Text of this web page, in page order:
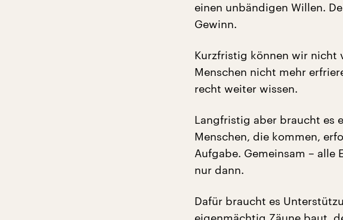
einen unbändigen Willen.
Gewinn.
Kurzfristig können wir nicht
Menschen nicht mehr
recht weiter wissen.
Langfristig aber braucht es
Menschen, die kommen,
Aufgabe. Gemeinsam – alle
nur dann.
Dafür braucht es